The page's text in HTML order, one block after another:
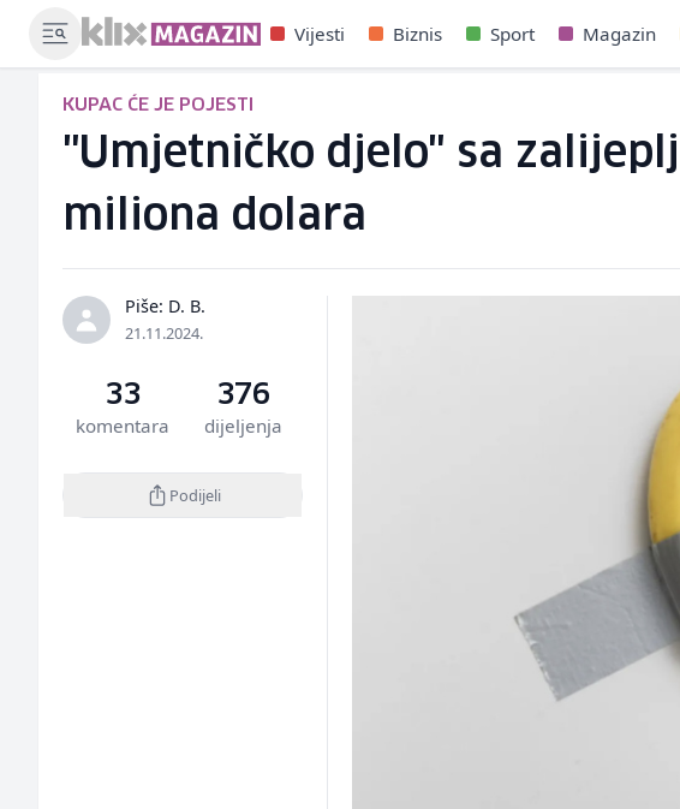
Vijesti Biznis Sport Magazin
KUPAC ĆE JE POJESTI
"Umjetničko djelo" sa
miliona dolara
Piše: D. B.
21.11.2024.
33
komentara
376
dijeljenja
Podijeli